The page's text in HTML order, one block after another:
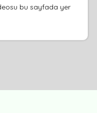
bu sayfada yer